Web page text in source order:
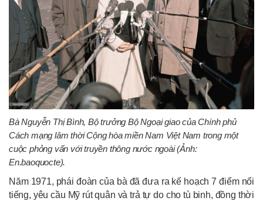
Bà Nguyễn Thị Bình, Bộ trưởng Bộ Ngoại giao của Chính phủ
Cách mạng lâm thời Cộng hòa miền Nam Việt Nam trong một
cuộc phỏng vấn với truyền thông nước ngoài (Ảnh:
En.baoquocte).
Năm 1971, phái đoàn của bà đã đưa ra kế hoạch 7 điểm nổi
tiếng, yêu cầu Mỹ rút quân và trả tự do cho tù binh, đồng thời